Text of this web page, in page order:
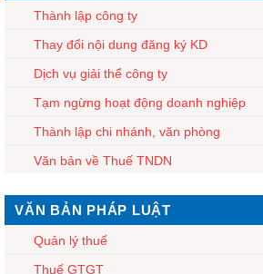
Thành lập công ty
Thay đổi nội dung đăng ký KD
Dịch vụ giải thể công ty
Tạm ngừng hoạt động doanh nghiệp
Thành lập chi nhánh, văn phòng
Văn bản về Thuế TNDN
VĂN BẢN PHÁP LUẬT
Quản lý thuế
Thuế GTGT